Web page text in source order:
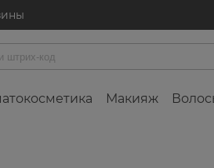
Макияж